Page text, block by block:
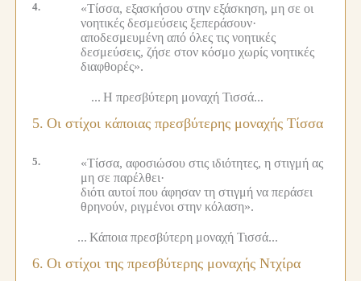
4.
«Τίσσα, εξασκήσου στην εξάσκηση, μη σε οι
νοητικές δεσμεύσεις ξεπεράσουν·
αποδεσμευμένη από όλες τις νοητικές
δεσμεύσεις, ζήσε στον κόσμο χωρίς νοητικές
διαφθορές».
... Η πρεσβύτερη μοναχή Τισσά...
5. Οι στίχοι κάποιας πρεσβύτερης μοναχής Τίσσα
5.
«Τίσσα, αφοσιώσου στις ιδιότητες, η στιγμή ας
μη σε παρέλθει·
διότι αυτοί που άφησαν τη στιγμή να περάσει
θρηνούν, ριγμένοι στην κόλαση».
... Κάποια πρεσβύτερη μοναχή Τισσά...
6. Οι στίχοι της πρεσβύτερης μοναχής Ντχίρα